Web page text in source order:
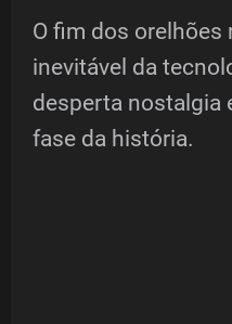
O fim dos orelhões
inevitável da
desperta nostalgia
fase da história.